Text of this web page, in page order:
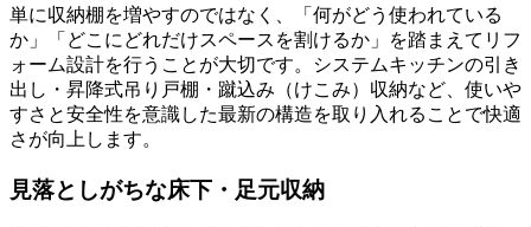
単に収納棚を増やすのではなく、「何がどう使われている
か」「どこにどれだけスペースを割けるか」を踏まえてリフ
ォーム設計を行うことが大切です。システムキッチンの引き
出し・昇降式吊り戸棚・蹴込み（けこみ）収納など、使いや
すさと安全性を意識した最新の構造を取り入れることで快適
さが向上します。
見落としがちな床下・足元収納